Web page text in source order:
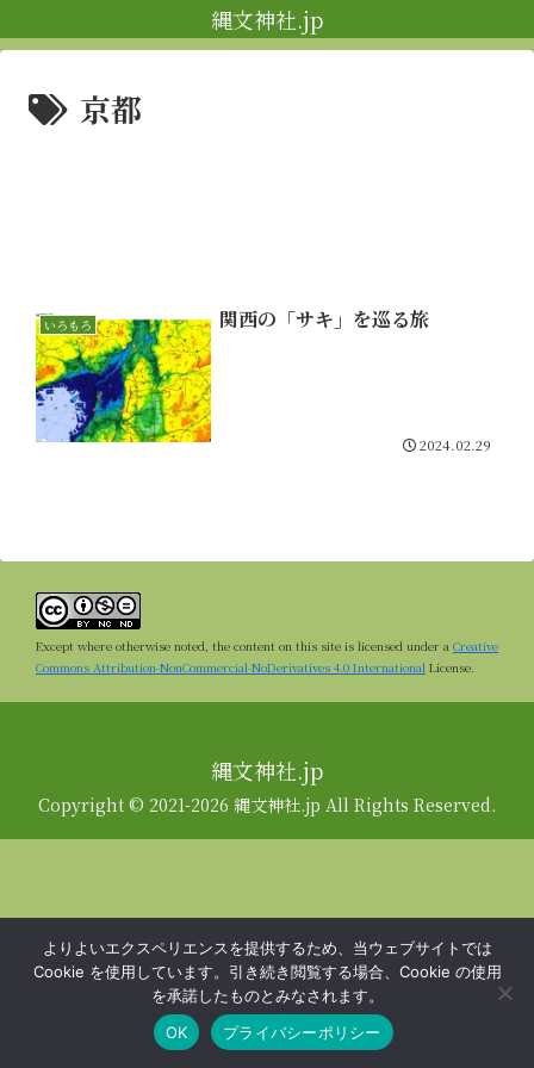
縄文神社.jp
京都
いろもろ 関西の「サキ」を巡る旅
2024.02.29
Except where otherwise noted, the content on this site is licensed under a Creative
Commons Attribution-NonCommercial-NoDerivatives 4.0 International License.
縄文神社.jp
Copyright © 2021-2026 縄文神社.jp All Rights Reserved.
ホーム 検索 トップ
よりよいエクスペリエンスを提供するため、当ウェブサイトでは
Cookie を使用しています。引き続き閲覧する場合、Cookie の使用
を承諾したものとみなされます。
OK
プライバシーポリシー